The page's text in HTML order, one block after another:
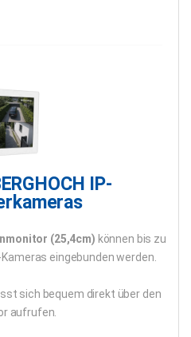
IP-
(25,4cm) können bis zu
Kameras eingebunden werden.
sich bequem direkt über den
aufrufen.